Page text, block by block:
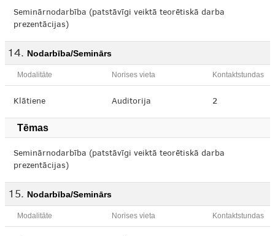
Seminārnodarbība (patstāvīgi veiktā teorētiskā darba
prezentācijas)
Nodarbība/Seminārs
Modalitāte Norises vieta Kontaktstundas
Klātiene Auditorija 2
Tēmas
Seminārnodarbība (patstāvīgi veiktā teorētiskā darba
prezentācijas)
Nodarbība/Seminārs
Modalitāte Norises vieta Kontaktstundas